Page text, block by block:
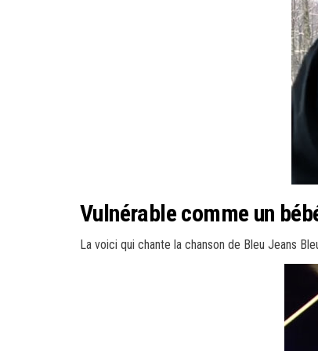
Vulnérable comme un
La voici qui chante la chanson de Bleu Jeans